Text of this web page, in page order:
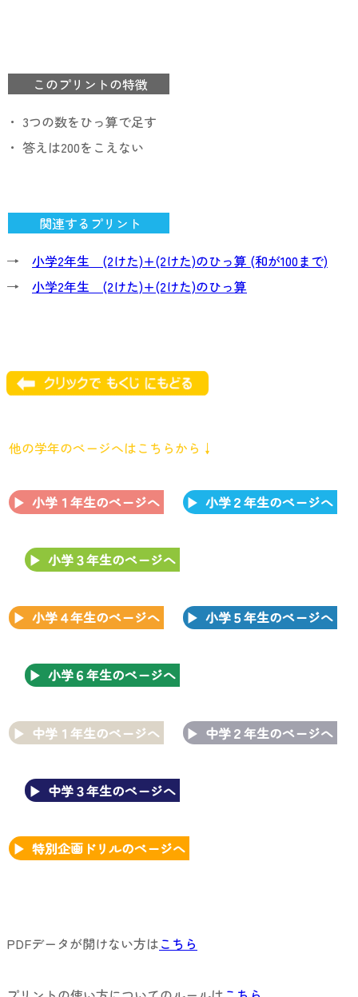
このプリントの特徴
・ 3つの数をひっ算で足す
・ 答えは200をこえない
関連するプリント
→ 小学2年生 (2けた)+(2けた)のひっ算 (和が100まで)
→ 小学2年生 (2けた)+(2けた)のひっ算
他の学年のページへはこちらから↓
小学１年生のページへ 小学２年生のページへ
小学３年生のページへ
小学４年生のページへ 小学５年生のページへ
小学６年生のページへ
中学１年生のページへ 中学２年生のページへ
中学３年生のページへ
特別企画ドリルのページへ
PDFデータが開けない方はこちら